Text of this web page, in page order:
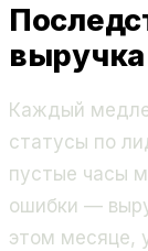
выручка
Каждый
статусы по
пустые часы
ошибки —
этом месяце,